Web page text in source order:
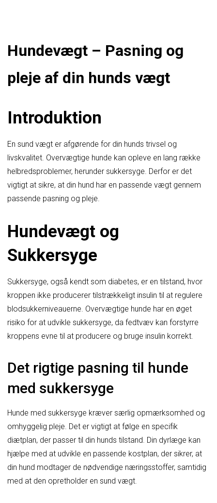
Hundevægt – Pasning og
pleje af din hunds vægt
Introduktion
En sund vægt er afgørende for din hunds trivsel og
livskvalitet. Overvægtige hunde kan opleve en lang række
helbredsproblemer, herunder sukkersyge. Derfor er det
vigtigt at sikre, at din hund har en passende vægt gennem
passende pasning og pleje.
Hundevægt og
Sukkersyge
Sukkersyge, også kendt som diabetes, er en tilstand, hvor
kroppen ikke producerer tilstrækkeligt insulin til at regulere
blodsukkerniveauerne. Overvægtige hunde har en øget
risiko for at udvikle sukkersyge, da fedtvæv kan forstyrre
kroppens evne til at producere og bruge insulin korrekt.
Det rigtige pasning til hunde
med sukkersyge
Hunde med sukkersyge kræver særlig opmærksomhed og
omhyggelig pleje. Det er vigtigt at følge en specifik
diætplan, der passer til din hunds tilstand. Din dyrlæge kan
hjælpe med at udvikle en passende kostplan, der sikrer, at
din hund modtager de nødvendige næringsstoffer, samtidig
med at den opretholder en sund vægt.